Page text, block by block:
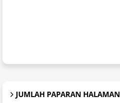
JUMLAH PAPARAN HALAMAN